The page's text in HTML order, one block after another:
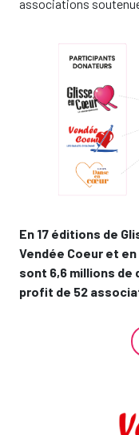
associations
En 17 éditions de
Vendée Coeur et
sont 6,6 millions
profit de 52